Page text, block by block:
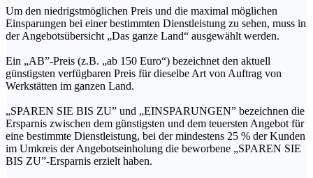
Um den niedrigstmöglichen Preis und die maximal möglichen
Einsparungen bei einer bestimmten Dienstleistung zu sehen, muss in
der Angebotsübersicht „Das ganze Land“ ausgewählt werden.
Ein „AB”-Preis (z.B. „ab 150 Euro“) bezeichnet den aktuell
günstigsten verfügbaren Preis für dieselbe Art von Auftrag von
Werkstätten im ganzen Land.
„SPAREN SIE BIS ZU” und „EINSPARUNGEN” bezeichnen die
Ersparnis zwischen dem günstigsten und dem teuersten Angebot für
eine bestimmte Dienstleistung, bei der mindestens 25 % der Kunden
im Umkreis der Angebotseinholung die beworbene „SPAREN SIE
BIS ZU”-Ersparnis erzielt haben.